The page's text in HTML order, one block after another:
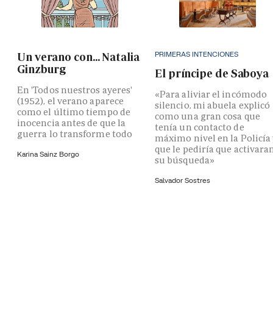
Un verano con... Natalia
Ginzburg
En 'Todos nuestros ayeres'
(1952), el verano aparece
como el último tiempo de
inocencia antes de que la
guerra lo transforme todo
Karina Sainz Borgo
PRIMERAS INTENCIONES
El príncipe de Saboya
«Para aliviar el incómodo
silencio, mi abuela explicó
como una gran cosa que
tenía un contacto de
máximo nivel en la Policía
que le pediría que
su búsqueda»
Salvador Sostres